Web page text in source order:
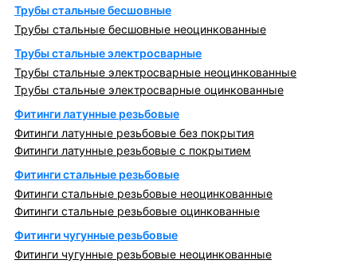
Трубы стальные бесшовные
Трубы стальные бесшовные неоцинкованные
Трубы стальные электросварные
Трубы стальные электросварные неоцинкованные
Трубы стальные электросварные оцинкованные
Фитинги латунные резьбовые
Фитинги латунные резьбовые без покрытия
Фитинги латунные резьбовые с покрытием
Фитинги стальные резьбовые
Фитинги стальные резьбовые неоцинкованные
Фитинги стальные резьбовые оцинкованные
Фитинги чугунные резьбовые
Фитинги чугунные резьбовые неоцинкованные